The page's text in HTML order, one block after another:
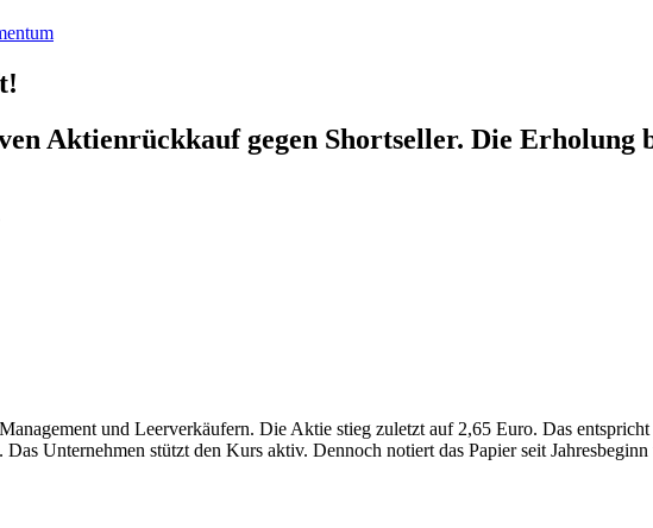
Aktienrückkauf gegen Shortseller. Die
und Leerverkäufern. Die Aktie stieg zuletzt auf 2,65 Euro. Das
Unternehmen stützt den Kurs aktiv. Dennoch notiert das Papier seit